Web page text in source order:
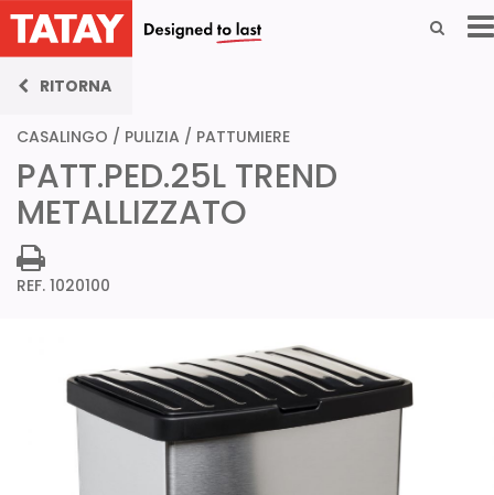
RITORNA
CASALINGO / PULIZIA / PATTUMIERE
PATT.PED.25L TREND
METALLIZZATO
REF. 1020100